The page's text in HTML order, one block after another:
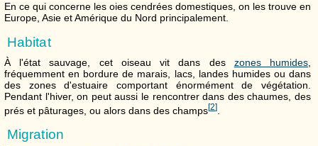
En ce qui concerne les oies cendrées domestiques, on les trouve en
Europe, Asie et Amérique du Nord principalement.
Habitat
À l'état sauvage, cet oiseau vit dans des zones humides
fréquemment en bordure de marais, lacs, landes humides ou dans
des zones d'estuaire comportant énormément de végétation.
Pendant l'hiver, on peut aussi le rencontrer dans des chaumes, des
prés et pâturages, ou alors dans des champs[2]
Migration